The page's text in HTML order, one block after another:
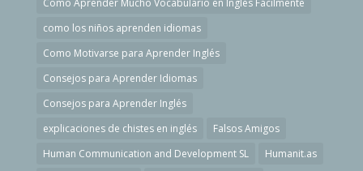
Como Aprender Mucho Vocabulario en Inglés Fácilmente
como los niños aprenden idiomas
Como Motivarse para Aprender Inglés
Consejos para Aprender Idiomas
Consejos para Aprender Inglés
explicaciones de chistes en inglés
Falsos Amigos
Human Communication and Development SL
Humanit.as